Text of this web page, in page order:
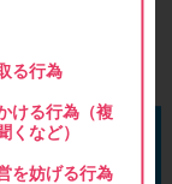
る行為
ける行為（複
くなど）
を妨げる行為